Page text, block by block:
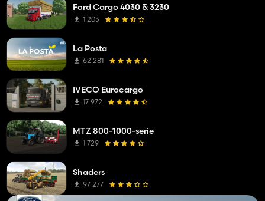
Ford Cargo 4030 & 3230
1 203
La Posta
62 281
IVECO Eurocargo
17 972
MTZ 800-1000-serie
1 729
Shaders
97 277